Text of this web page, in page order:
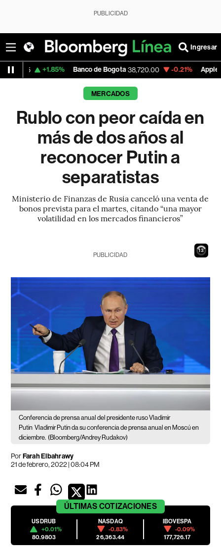
PUBLICIDAD
Ingresar
Banco de Bogota 38,720.00 -0.21% Apple 310.94
MERCADOS
Rublo con peor caída en
más de dos años al
reconocer Putin a
separatistas
Ministerio de Finanzas de Rusia canceló una venta de
bonos prevista para el martes, citando “una mayor
volatilidad en los mercados financieros”
12
PUBLICIDAD
Conferencia de prensa anual del presidente ruso Vladimir
Putin Vladimir Putin da su conferencia de prensa anual en Moscú en
diciembre. (Bloomberg/Andrey Rudakov)
PorFarah Elbahrawy
21 de febrero, 2022 | 08:04 PM
ÚLTIMAS COTIZACIONES
USDRUB
+0.01%
80.9803
NASDAQ
-0.83%
26,363.44
IBOVESPA
-0.09%
177,726.17